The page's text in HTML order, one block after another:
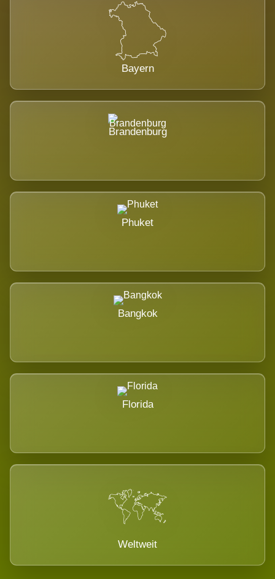
Bayern
Brandenburg
Phuket
Bangkok
Florida
Weltweit